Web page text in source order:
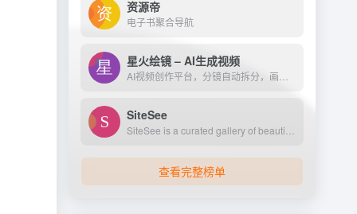
资源帝
电子书聚合导航
星火绘镜 – AI生成视频
SiteSee
查看完整榜单